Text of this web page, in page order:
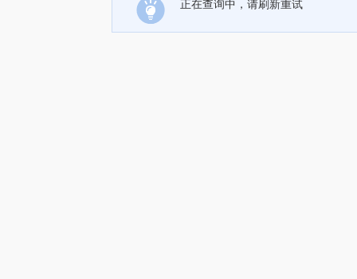
正在查询中，请刷新重试